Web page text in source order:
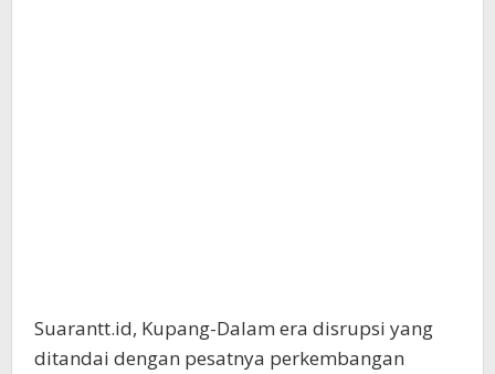
Suarantt.id, Kupang-Dalam era disrupsi yang
ditandai dengan pesatnya perkembangan